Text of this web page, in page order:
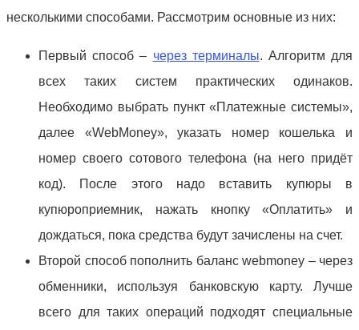
несколькими способами. Рассмотрим основные из них:
Первый способ – через терминалы. Алгоритм для
всех таких систем практических одинаков.
Необходимо выбрать пункт «Платежные системы»,
далее «WebMoney», указать номер кошелька и
номер своего сотового телефона (на него придёт
код). После этого надо вставить купюры в
купюроприемник, нажать кнопку «Оплатить» и
дождаться, пока средства будут зачислены на счет.
Второй способ пополнить баланс webmoney – через
обменники, используя банковскую карту. Лучше
всего для таких операций подходят специальные